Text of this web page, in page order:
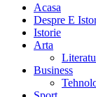
Acasa
Despre E
Istorie
Arta
Business